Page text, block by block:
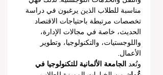
مناسبة للطلاب الذين يرغبون في دراسة
تخصصات مرتبطة باحتياجات الاقتصاد
الحديث، خاصة في مجالات الإدارة،
واللوجستيات، والتكنولوجيا، وتطوير
الأعمال.
وتُعد
الجامعة الألمانية للتكنولوجيا في